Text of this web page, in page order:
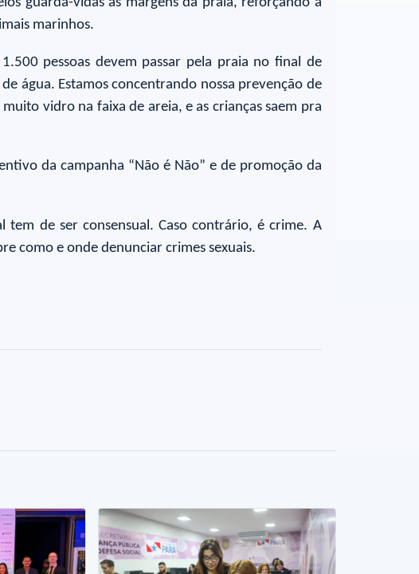
marinhos.
pessoas devem passar pela praia no final de
água. Estamos concentrando nossa prevenção de
vidro na faixa de areia, e as crianças saem pra
da campanha “Não é Não” e de promoção da
de ser consensual. Caso contrário, é crime. A
como e onde denunciar crimes sexuais.